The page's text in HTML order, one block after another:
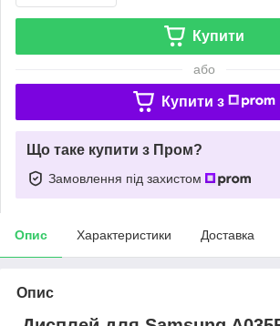
Купити
або
Купити з
Що таке купити з Пром?
Замовлення під захистом
Опис Характеристики Доставка
Опис